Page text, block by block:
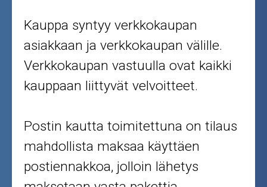
Kauppa syntyy verkkokaupan
asiakkaan ja verkkokaupan välille.
Verkkokaupan vastuulla ovat kaikki
kauppaan liittyvät velvoitteet.
Postin kautta toimitettuna on tilaus
mahdollista maksaa käyttäen
postiennakkoa, jolloin lähetys